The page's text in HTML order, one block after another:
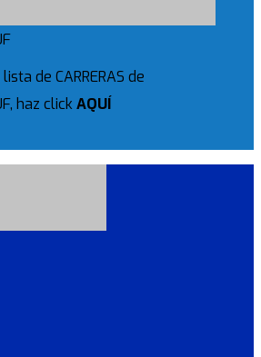
de CARRERAS de
haz click AQUÍ